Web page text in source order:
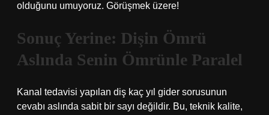
olduğunu umuyoruz. Görüşmek üzere!
Sonuç Yerine: Dişin Ömrü
Aslında Senin Ömrünle Paralel
Kanal tedavisi yapılan diş kaç yıl gider sorusunun
cevabı aslında sabit bir sayı değildir. Bu, teknik kalite,